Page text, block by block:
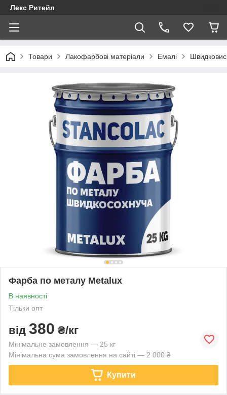
Лекс Ритейл
Товари Лакофарбові матеріали Емалі
Фарба по металу Metalux
В наявності
Тільки опт
від 380 ₴/кг
Мінімальне замовлення — 25 кг
Мінімальна сума замовлення на сайті — 2 000 ₴
Купити